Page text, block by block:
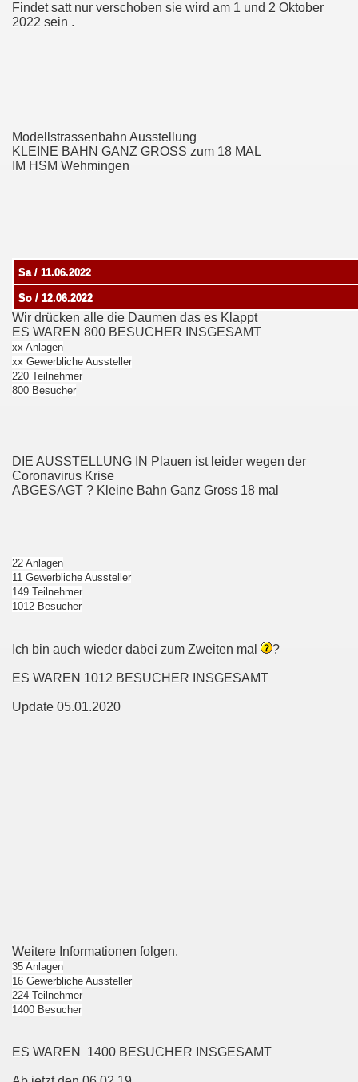
Findet satt nur verschoben sie wird am 1 und 2 Oktober
2022 sein .
Modellstrassenbahn Ausstellung
KLEINE BAHN GANZ GROSS zum 18 MAL
IM HSM Wehmingen
Sa / 11.06.2022
So / 12.06.2022
Wir drücken alle die Daumen das es Klappt
ES WAREN 800 BESUCHER INSGESAMT
xx Anlagen
xx Gewerbliche Aussteller
220 Teilnehmer
800 Besucher
DIE AUSSTELLUNG IN Plauen ist leider wegen der
Coronavirus Krise
ABGESAGT ? Kleine Bahn Ganz Gross 18 mal
22 Anlagen
11 Gewerbliche Aussteller
149 Teilnehmer
1012 Besucher
Ich bin auch wieder dabei zum Zweiten mal ?
ES WAREN 1012 BESUCHER INSGESAMT
Update 05.01.2020
Weitere Informationen folgen.
35 Anlagen
16 Gewerbliche Aussteller
224 Teilnehmer
1400 Besucher
ES WAREN 1400 BESUCHER INSGESAMT